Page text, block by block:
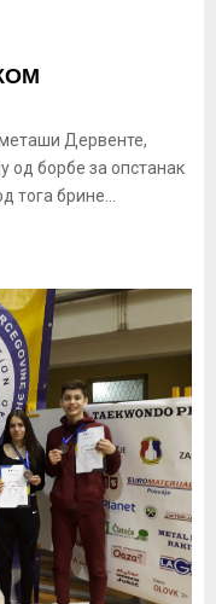
Дервенте,
од борбе за опстанак
тога брине...